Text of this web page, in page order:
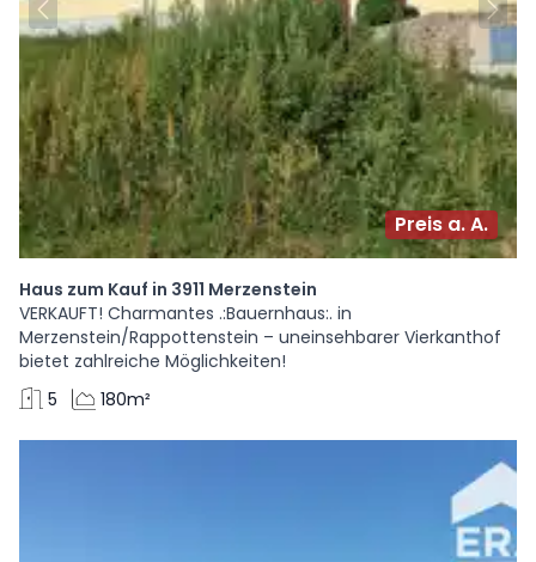
Preis a. A.
Haus zum Kauf in 3911 Merzenstein
VERKAUFT! Charmantes .:Bauernhaus:. in
Merzenstein/Rappottenstein – uneinsehbarer Vierkanthof
bietet zahlreiche Möglichkeiten!
5
180m²